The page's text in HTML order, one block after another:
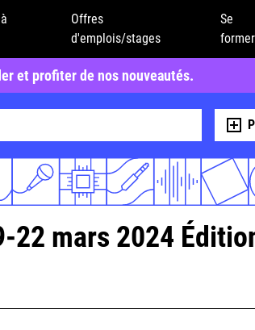
Offres
d'emplois/stages
Se
former
et profiter de nos nouveautés.
mars 2024